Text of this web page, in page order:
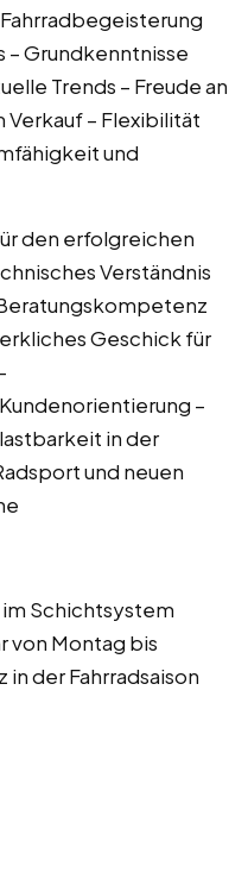
– Grundkenntnisse
Trends – Freude an
Verkauf – Flexibilität
und
den erfolgreichen
Verständnis
Geschick für
–
in der
und neuen
Schichtsystem
von Montag bis
der Fahrradsaison